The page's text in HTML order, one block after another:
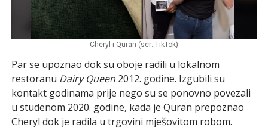
Cheryl i Quran (scr: TikTok)
Par se upoznao dok su oboje radili u lokalnom
restoranu Dairy Queen2012. godine. Izgubili su
kontakt godinama prije nego su se ponovno povezali
u studenom 2020. godine, kada je Quran prepoznao
Cheryl dok je radila u trgovini mješovitom robom.